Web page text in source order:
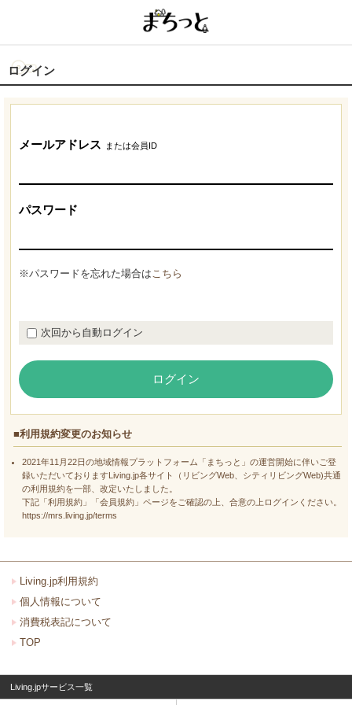
ログイン
メールアドレス または会員ID
パスワード
※パスワードを忘れた場合はこちら
次回から自動ログイン
ログイン
■利用規約変更のお知らせ
2021年11月22日の地域情報プラットフォーム「まちっと」の運営開始に伴いご登
録いただいておりますLiving.jp各サイト（リビングWeb、シティリビングWeb)共通
の利用規約を一部、改定いたしました。
下記「利用規約」「会員規約」ページをご確認の上、合意の上ログインください。
https://mrs.living.jp/terms
Living.jp利用規約
個人情報について
消費税表記について
TOP
Living.jpサービス一覧